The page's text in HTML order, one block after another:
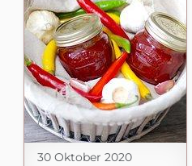
30 Oktober 2020